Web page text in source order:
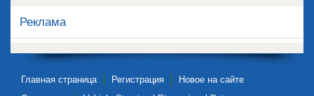
Реклама
Главная страница Регистрация
Новое на сайте